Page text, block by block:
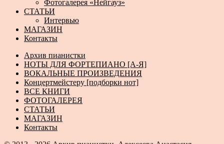
Фотогалерея «Нейгауз»
СТАТЬИ
Интервью
МАГАЗИН
Контакты
Архив пианистки
НОТЫ ДЛЯ ФОРТЕПИАНО [А-Я]
ВОКАЛЬНЫЕ ПРОИЗВЕДЕНИЯ
Концертмейстеру [подборки нот]
ВСЕ КНИГИ
ФОТОГАЛЕРЕЯ
СТАТЬИ
МАГАЗИН
Контакты